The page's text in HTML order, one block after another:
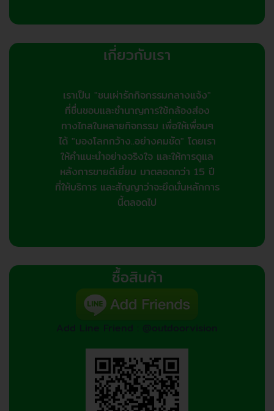
เกี่ยวกับเรา
เราเป็น "ชนเผ่ารักกิจกรรมกลางแจ้ง"
ที่ชื่นชอบและชำนาญการใช้กล้องส่อง
ทางไกลในหลายกิจกรรม เพื่อให้เพื่อนๆ
ได้ "มองโลกกว้าง..อย่างคมชัด" โดยเรา
ให้คำแนะนำอย่างจริงใจ และให้การดูแล
หลังการขายดีเยี่ยม มาตลอดกว่า 15 ปี
ที่ให้บริการ และสัญญาว่าจะยึดมั่นหลักการ
นี้ตลอดไป
ซื้อสินค้า
Add Line Friend : @outdoorvision